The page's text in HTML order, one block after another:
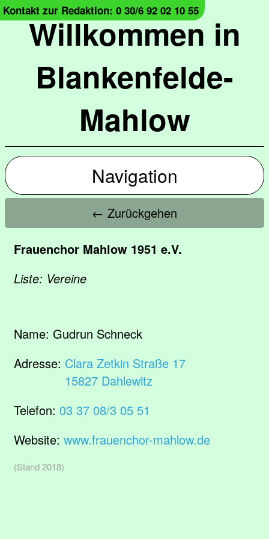
Willkommen in
Blankenfelde-
Mahlow
Kontakt zur Redaktion: 0 30/6 92 02 10 55
Navigation
← Zurückgehen
Frauenchor Mahlow 1951 e.V.
Liste: Vereine
Name: Gudrun Schneck
Adresse: Clara Zetkin Straße 17
15827 Dahlewitz
Telefon: 03 37 08/3 05 51
Website: www.frauenchor-mahlow.de
(Stand 2018)